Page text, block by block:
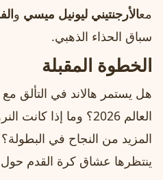
معالأرجنتيني ليونيل ميسي و
سباق الحذاء الذهبي.
الخطوة المقبلة
هل يستمر هالاند في التألق
العالم 2026؟ وما إذا
المزيد من النجاح في
ينتظرها عشاق كرة القدم حول